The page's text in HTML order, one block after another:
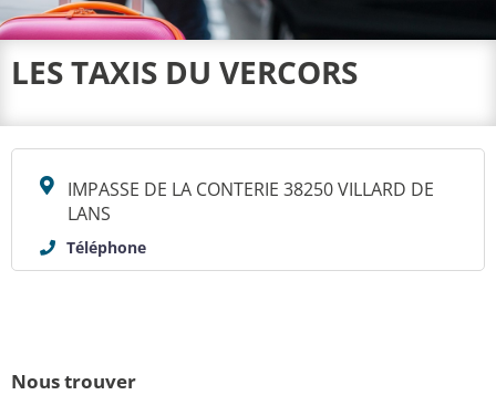
LES TAXIS DU VERCORS
IMPASSE DE LA CONTERIE 38250 VILLARD DE
LANS
Téléphone
Nous trouver